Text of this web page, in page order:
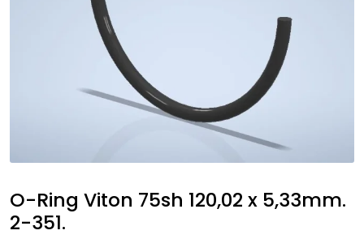
O-Ring Viton 75sh 120,02 x 5,33mm.
2-351.
Industriprodukter